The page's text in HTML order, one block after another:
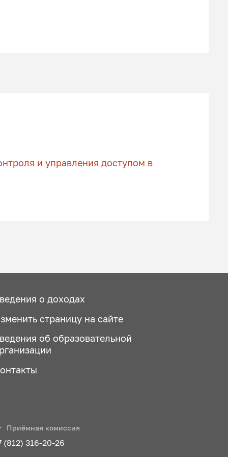
и управления доступом в
о доходах
страницу на сайте
об образовательной
Приёмная комиссия
(812) 316-20-26